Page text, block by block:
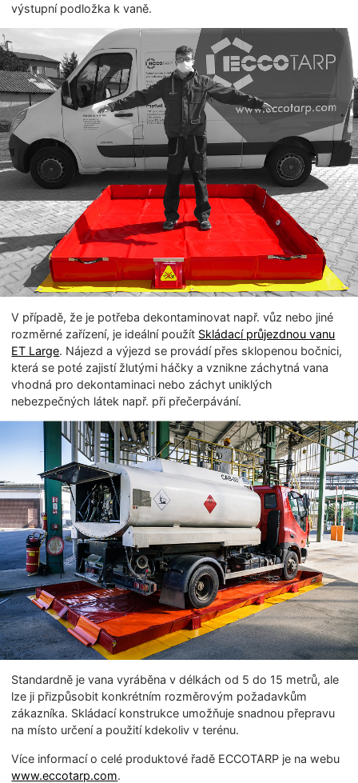
výstupní podložka k vaně.
V případě, že je potřeba dekontaminovat např. vůz nebo jiné
rozměrné zařízení, je ideální použít Skládací průjezdnou vanu
ET Large. Nájezd a výjezd se provádí přes sklopenou bočnici,
která se poté zajistí žlutými háčky a vznikne záchytná vana
vhodná pro dekontaminaci nebo záchyt uniklých
nebezpečných látek např. při přečerpávání.
Standardně je vana vyráběna v délkách od 5 do 15 metrů, ale
lze ji přizpůsobit konkrétním rozměrovým požadavkům
zákazníka. Skládací konstrukce umožňuje snadnou přepravu
na místo určení a použití kdekoliv v terénu.
Více informací o celé produktové řadě ECCOTARP je na webu
www.eccotarp.com.